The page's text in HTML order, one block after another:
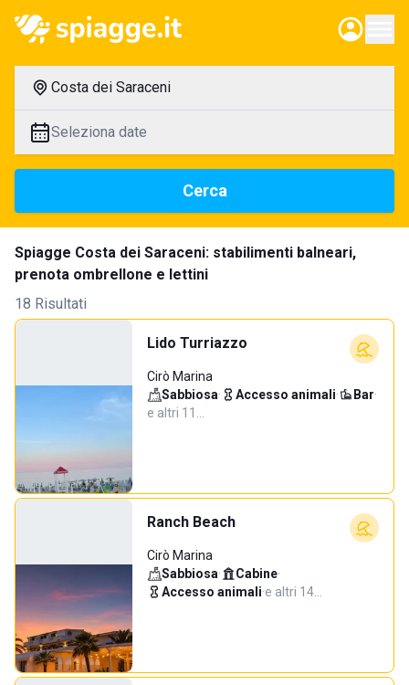
Costa dei Saraceni
Seleziona date
Cerca
Spiagge Costa dei Saraceni: stabilimenti balneari,
prenota ombrellone e lettini
18 Risultati
Lido Turriazzo
Cirò Marina
Sabbiosa· Accesso animali· Bar·
e altri 11…
Ranch Beach
Cirò Marina
Sabbiosa· Cabine·
Accesso animali·e altri 14…